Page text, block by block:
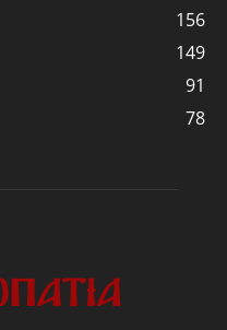
156
149
91
78